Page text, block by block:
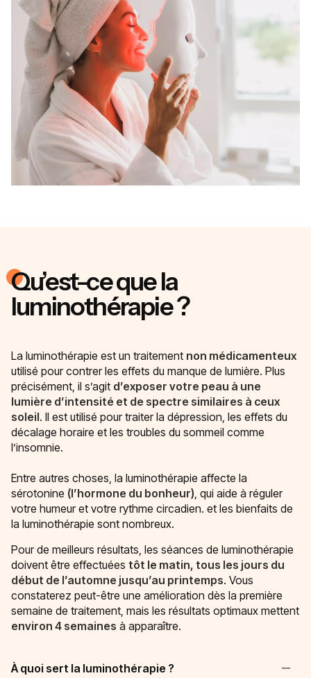
Qu’est-ce que la
luminothérapie ?
La luminothérapie est un traitement non médicamenteux
utilisé pour contrer les effets du manque de lumière. Plus
précisément, il s’agit d’exposer votre peau à une
lumière d’intensité et de spectre similaires à ceux
soleil. Il est utilisé pour traiter la dépression, les effets du
décalage horaire et les troubles du sommeil comme
l’insomnie.
Entre autres choses, la luminothérapie affecte la
sérotonine (l’hormone du bonheur), qui aide à réguler
votre humeur et votre rythme circadien. et les bienfaits de
la luminothérapie sont nombreux.
Pour de meilleurs résultats, les séances de luminothérapie
doivent être effectuées tôt le matin, tous les jours du
début de l’automne jusqu’au printemps. Vous
constaterez peut-être une amélioration dès la première
semaine de traitement, mais les résultats optimaux mettent
environ 4 semaines à apparaître.
À quoi sert la luminothérapie ?